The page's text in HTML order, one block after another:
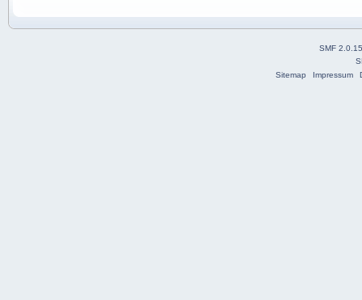
SMF 2.0.15
Sitemap
Impressum